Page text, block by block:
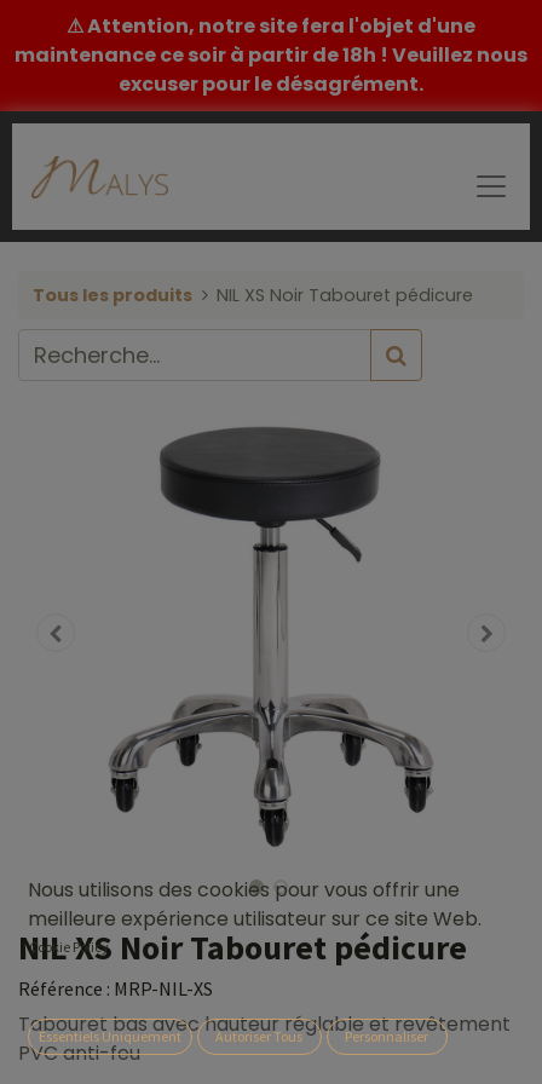
⚠ Attention, notre site fera l'objet d'une
maintenance ce soir à partir de 18h ! Veuillez nous
excuser pour le désagrément.
Tous les produits NIL XS Noir Tabouret pédicure
NIL XS Noir Tabouret pédicure
Référence : MRP-NIL-XS
Tabouret bas avec hauteur réglable et revêtement
PVC anti-feu
Nous utilisons des cookies pour vous offrir une
meilleure expérience utilisateur sur ce site Web.
Cookie Policy
Essentiels Uniquement Autoriser Tous Personnaliser